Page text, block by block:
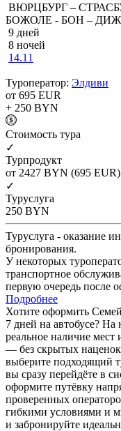
ВЮРЦБУРГ –
БОЖОЛЕ - БОН –
9 дней
8 ночей
14.11
Туроператор: Элдиви
от 695 EUR
+ 250 BYN
Cтоимость тура
✓
Турпродукт
от 2427 BYN (695 EUR)
✓
Туруслуга
250 BYN
Туруслуга - оказание
бронирования.
У некоторых
транспортное
первую очередь после
Подробнее
Хотите оформить
7 дней на автобусе?
реальное наличие
— без скрытых
выберите подходящий
вы сразу перейдёте в
оформите путёвку
проверенных
гибкими условиями и
и забронируйте